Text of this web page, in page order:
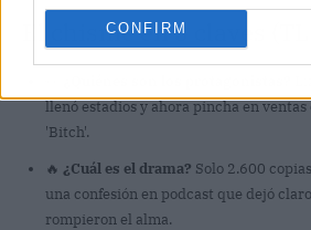
CONFIRM
El chisme en 3 claves
llenó estadios y ahora pincha en ventas
'Bitch'.
🔥 ¿Cuál es el drama? Solo 2.600
una confesión en podcast que dejó
rompieron el alma.